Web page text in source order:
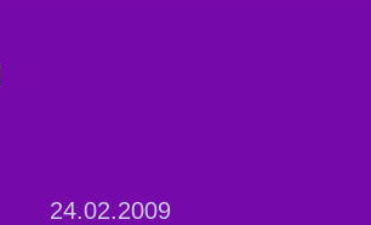
24.02.2009